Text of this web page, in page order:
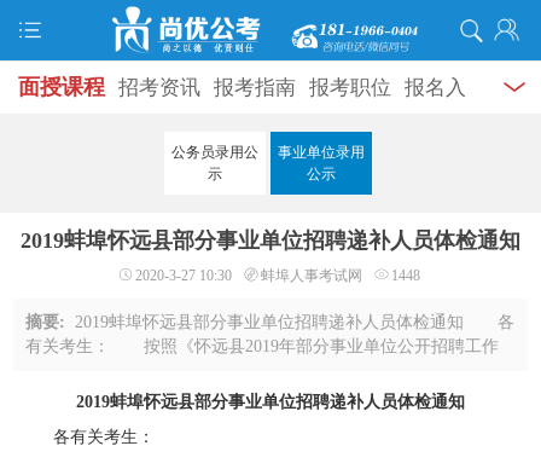
面授课程 招考资讯 报考指南 报考职位 报名入
成绩查询 面试公告 录用公示
模拟试题 历年真题
政热点 视频课堂 学员风采 名师团队 考试专题
公务员录用公
示
事业单位录用
公示
2019蚌埠怀远县部分事业单位招聘递补人员体检通知
2020-3-27 10:30 蚌埠人事考试网 1448
摘要:2019蚌埠怀远县部分事业单位招聘递补人员体检通知 各
有关考生： 按照《怀远县2019年部分事业单位公开招聘工作
2020年4月1日前(上班时间)带身份证及近 ...
2019蚌埠怀远县部分事业单位招聘递补人员体检通知
各有关考生：